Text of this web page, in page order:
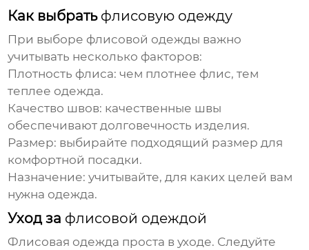
Как выбрать флисовую одежду
При выборе флисовой одежды важно
учитывать несколько факторов:
Плотность флиса: чем плотнее флис, тем
теплее одежда.
Качество швов: качественные швы
обеспечивают долговечность изделия.
Размер: выбирайте подходящий размер для
комфортной посадки.
Назначение: учитывайте, для каких целей вам
нужна одежда.
Уход за флисовой одеждой
Флисовая одежда проста в уходе. Следуйте